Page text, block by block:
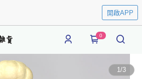
開啟APP
0
1/3